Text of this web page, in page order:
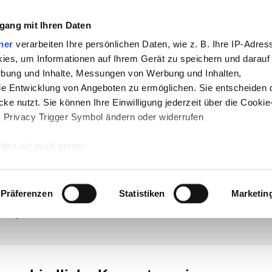
mit Ihren Daten
verarbeiten Ihre persönlichen Daten, wie z. B. Ihre IP-
um Informationen auf Ihrem Gerät zu speichern und
und Inhalte, Messungen von Werbung und Inhalten,
Entwicklung von Angeboten zu ermöglichen. Sie entscheiden
nutzt. Sie können Ihre Einwilligung jederzeit über die
Trigger Symbol ändern oder widerrufen
wir auch gerne:
Scannen nach bestimmten Merkmalen (Fingerprinting)
wie Ihre persönlichen Daten verarbeitet werden, und legen Sie
fest.
Präferenzen Statistiken
-Geschichte-Politik -Pädagogik-
-So navigiert man auf teachSam
Werbung
Spezielle Didaktiken ▪ SCHREIBDIDAKTIK ▪ Überblick Schrift und
und Schreibstörungen ▪ Schreibfunktionen▪Lernstrategische Orientierungen ▪